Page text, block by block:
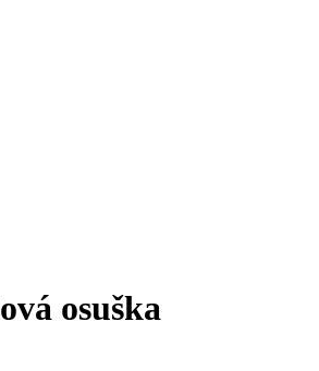
osuška